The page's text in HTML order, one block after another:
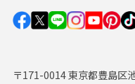
〒171-0014 東京都豊島区